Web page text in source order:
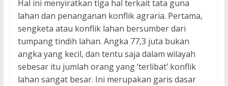
Hal ini menyiratkan tiga hal terkait tata guna
lahan dan penanganan konflik agraria. Pertama,
sengketa atau konflik lahan bersumber dari
tumpang tindih lahan. Angka 77,3 juta bukan
angka yang kecil, dan tentu saja dalam wilayah
sebesar itu jumlah orang yang ‘terlibat’ konflik
lahan sangat besar. Ini merupakan garis dasar